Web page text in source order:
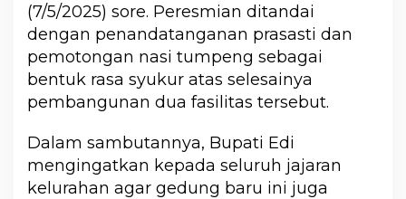
(7/5/2025) sore. Peresmian ditandai
dengan penandatanganan prasasti dan
pemotongan nasi tumpeng sebagai
bentuk rasa syukur atas selesainya
pembangunan dua fasilitas tersebut.
Dalam sambutannya, Bupati Edi
mengingatkan kepada seluruh jajaran
kelurahan agar gedung baru ini juga